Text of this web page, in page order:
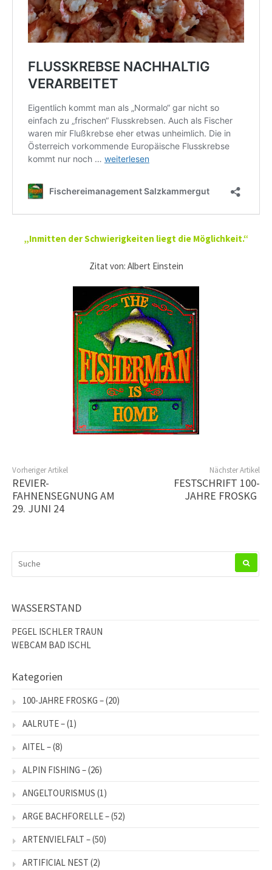
„Inmitten der Schwierigkeiten liegt die Möglichkeit.“
Zitat von: Albert Einstein
Vorheriger Artikel
REVIER-
FAHNENSEGNUNG AM
29. JUNI 24
Nächster Artikel
FESTSCHRIFT 100-
JAHRE FROSKG
NACH:
WASSERSTAND
PEGEL ISCHLER TRAUN
WEBCAM BAD ISCHL
Kategorien
100-JAHRE FROSKG –(20)
AALRUTE –(1)
AITEL –(8)
ALPIN FISHING –(26)
ANGELTOURISMUS (1)
ARGE BACHFORELLE –(52)
ARTENVIELFALT –(50)
ARTIFICIAL NEST (2)